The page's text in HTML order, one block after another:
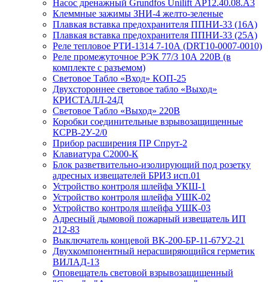
Насос дренажный Grundfos Unilift АP12.40.08.A3
Клеммные зажимы ЗНИ-4 желто-зеленые
Плавкая вставка предохранителя ППНИ-33 (16А)
Плавкая вставка предохранителя ППНИ-33 (25А)
Реле тепловое РТИ-1314 7-10А (DRT10-0007-0010)
Реле промежуточное РЭК 77/3 10А 220В (в
комплекте с разъемом)
Световое Табло «Вход» КОП-25
Двухстороннее световое табло «Выход»
КРИСТАЛЛ-24Д
Световое Табло «Выход» 220В
Коробки соединительные взрывозащищенные
КСРВ-2У-2/0
Прибор расширения ПР Спрут-2
Клавиатура С2000-К
Блок разветвительно-изолирующий под розетку
адресных извещателей БРИЗ исп.01
Устройство контроля шлейфа УКШ-1
Устройство контроля шлейфа УШК-02
Устройство контроля шлейфа УШК-03
Адресный дымовой пожарный извещатель ИП
212-83
Выключатель концевой ВК-200-БР-11-67У2-21
Двухкомпонентный нерасширяющийся герметик
ВИЛАД-13
Оповещатель световой взрывозащищенный